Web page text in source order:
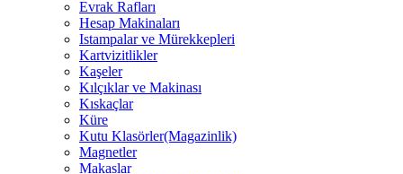
Evrak Rafları
Hesap Makinaları
Istampalar ve Mürekkepleri
Kartvizitlikler
Kaşeler
Kılçıklar ve Makinası
Kıskaçlar
Küre
Kutu Klasörler(Magazinlik)
Magnetler
Makaslar